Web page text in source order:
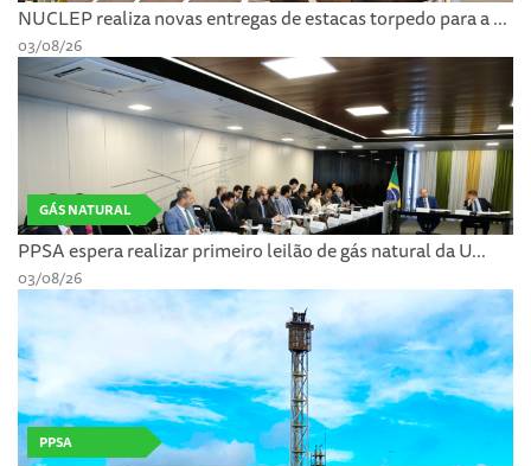
NUCLEP realiza novas entregas de estacas torpedo para a ...
03/08/26
GÁS NATURAL
PPSA espera realizar primeiro leilão de gás natural da U...
03/08/26
PPSA